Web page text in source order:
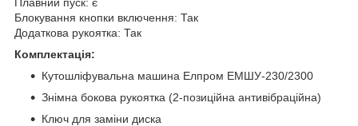
Блокування кнопки включення: Так
Додаткова рукоятка: Так
Комплектація:
Кутошліфувальна машина Елпром ЕМШУ-230/2300
Знімна бокова рукоятка (2-позиційна антивібраційна)
Ключ для заміни диска